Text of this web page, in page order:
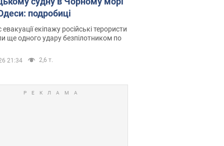
подробиці
евакуації екіпажу російські терористи
ще одного удару безпілотником по
21:34 2,6 т.